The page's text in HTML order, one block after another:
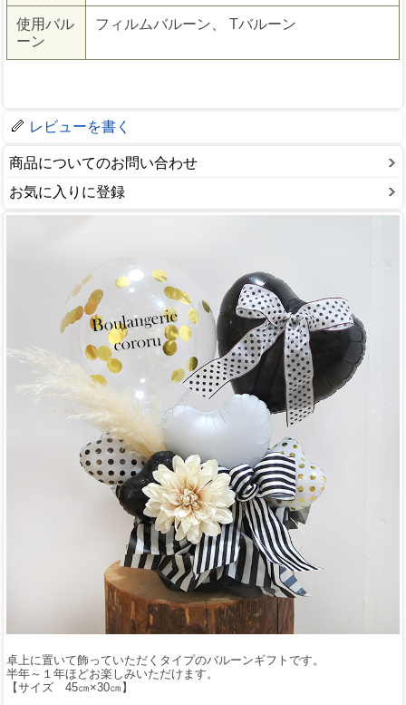
使用バル
ーン
フィルムバルーン、 Tバルーン
レビューを書く
商品についてのお問い合わせ
お気に入りに登録
卓上に置いて飾っていただくタイプのバルーンギフトです。
半年～１年ほどお楽しみいただけます。
【サイズ 45㎝×30㎝】